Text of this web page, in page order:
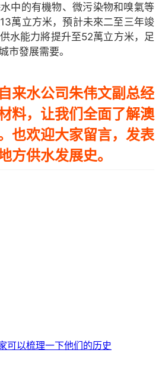
中的有機物、微污染物和嗅氣等
萬立方米，預計未來二至三年竣
水能力將提升至52萬立方米，足
市發展需要。
来水公司朱伟文副总经
料，让我们全面了解澳
也欢迎大家留言，发表
方供水发展史。
可以梳理一下他们的历史